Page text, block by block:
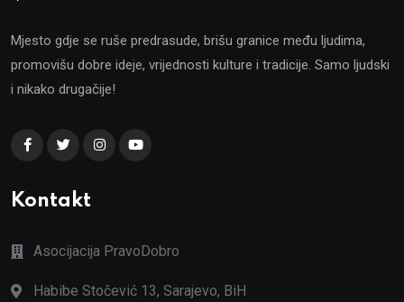
Mjesto gdje se ruše predrasude, brišu granice među ljudima,
promovišu dobre ideje, vrijednosti kulture i tradicije. Samo ljudski
i nikako drugačije!
Kontakt
Asocijacija PravoDobro
Habibe Stočević 13, Sarajevo, BiH